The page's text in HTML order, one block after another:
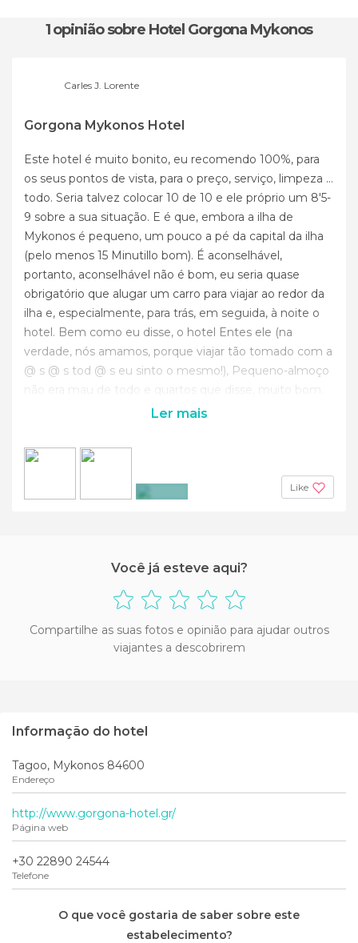
1 opiniãosobre Hotel Gorgona Mykonos
Carles J. Lorente
Gorgona Mykonos Hotel
Este hotel é muito bonito, eu recomendo 100%, para
os seus pontos de vista, para o preço, serviço, limpeza ...
todo. Seria talvez colocar 10 de 10 e ele próprio um 8'5-
9 sobre a sua situação. E é que, embora a ilha de
Mykonos é pequeno, um pouco a pé da capital da ilha
(pelo menos 15 Minutillo bom). É aconselhável,
portanto, aconselhável não é bom, eu seria quase
obrigatório que alugar um carro para viajar ao redor da
ilha e, especialmente, para trás, em seguida, à noite o
hotel. Bem como eu disse, o hotel Entes ele (na
verdade, nós amamos, porque viajar tão tomado com a
@ s @ s tod @ s eu sinto o mesmo!), Pequeno-almoço
não era mau de todo e quartos que disse, muito bom.
Ler mais
Like
Você já esteve aqui?
Compartilhe as suas fotos e opinião para ajudar outros
viajantes a descobrirem
Informação do hotel
Tagoo, Mykonos 84600
Endereço
http://www.gorgona-hotel.gr/
Página web
+30 22890 24544
Telefone
O que você gostaria de saber sobre este
estabelecimento?